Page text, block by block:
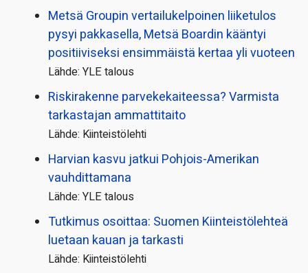
Metsä Groupin vertailu­kelpoinen liiketulos
pysyi pakkasella, Metsä Boardin kääntyi
positiiviseksi ensimmäistä kertaa yli vuoteen
Lähde: YLE talous
Riskirakenne parvekekaiteessa? Varmista
tarkastajan ammattitaito
Lähde: Kiinteistölehti
Harvian kasvu jatkui Pohjois-Amerikan
vauhdittamana
Lähde: YLE talous
Tutkimus osoittaa: Suomen Kiinteistölehteä
luetaan kauan ja tarkasti
Lähde: Kiinteistölehti